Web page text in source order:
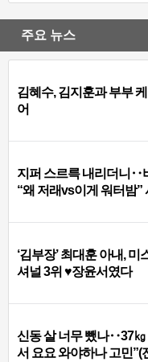
주요 뉴스
김혜수, 김지훈과 부부
어
지퍼 스르륵 내리더니‥
“왜 저래vs이게 워터밤”
‘김부장’ 최대훈 아내,
셔널 3위 ♥장윤서였다
신동 살 너무 뺐나‥37㎏
서 요요 와야하나 고민”(